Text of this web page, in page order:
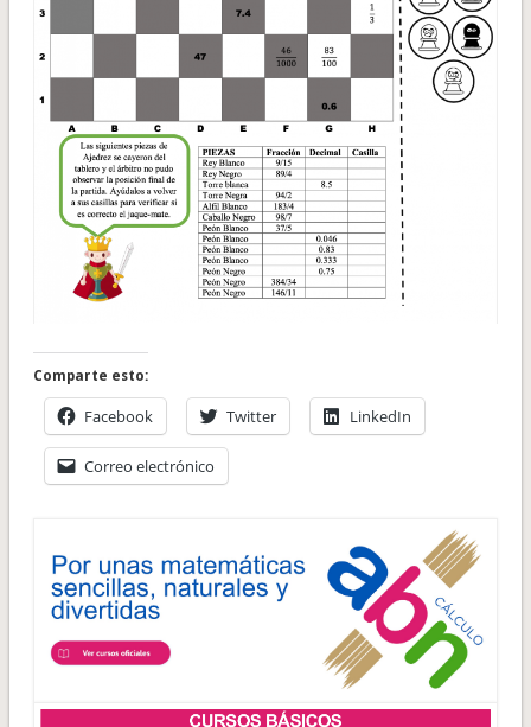
Comparte esto:
Facebook Twitter LinkedIn
Correo electrónico